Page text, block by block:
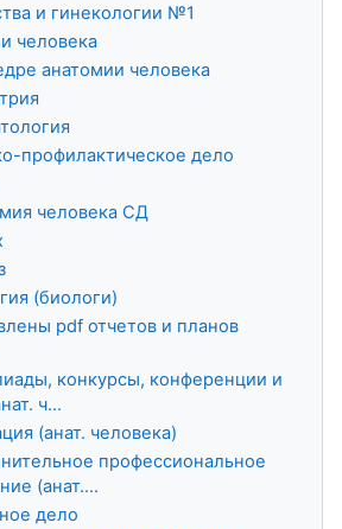
и гинекологии №1
человека
анатомии человека
профилактическое дело
человека СД
(биологи)
pdf отчетов и планов
конкурсы, конференции и
ч...
(анат. человека)
профессиональное
(анат....
дело